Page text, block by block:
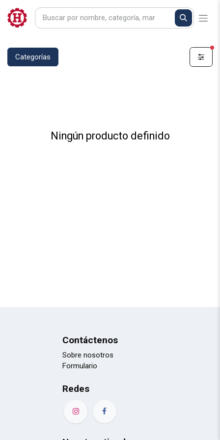
Categorías
Ningún producto definido
Contáctenos
Sobre nosotros
Formulario
Redes